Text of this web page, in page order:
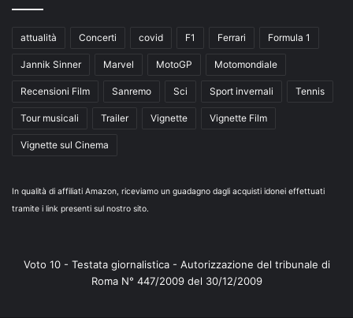
attualità Concerti covid F1 Ferrari Formula 1
Jannik Sinner Marvel MotoGP Motomondiale
Recensioni Film Sanremo Sci Sport invernali Tennis
Tour musicali Trailer Vignette Vignette Film
Vignette sul Cinema
In qualità di affiliati Amazon, riceviamo un guadagno dagli acquisti idonei effettuati
tramite i link presenti sul nostro sito.
Voto 10 - Testata giornalistica - Autorizzazione del tribunale di
Roma N° 447/2009 del 30/12/2009